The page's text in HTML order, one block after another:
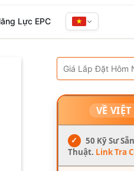
Lực EPC
VỀ
✓
50 Kỹ Sư
Thuật. Link Tra